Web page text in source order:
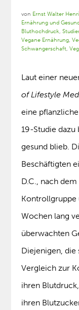
von Ernst Walter
Ernährung und
Bluthochdruck,
Vegane Ernährung,
Schwangerschaft,
Laut einer
of Lifestyle
eine
19-Studie dazu
gesund blieb.
Beschäftigten
D.C., nach
Kontrollgruppe
Wochen lang
überwachten
Diejenigen, die
Vergleich zur
ihren
ihren